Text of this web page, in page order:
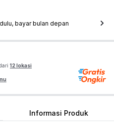
bayar bulan depan
12 lokasi
Informasi Produk